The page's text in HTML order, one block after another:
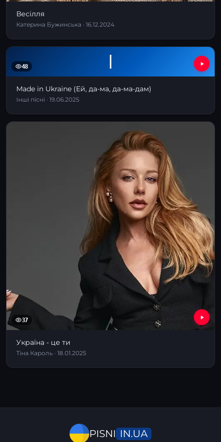
Весілля
Катерина Бужинська · 16.12.2024
І
48
Made in Ukraine (Ей, да-ма, да-ма-дам)
Інші пісні · 19.06.2025
37
Україна - це ти
Тіна Кароль · 18.01.2025
PISNI IN.UA